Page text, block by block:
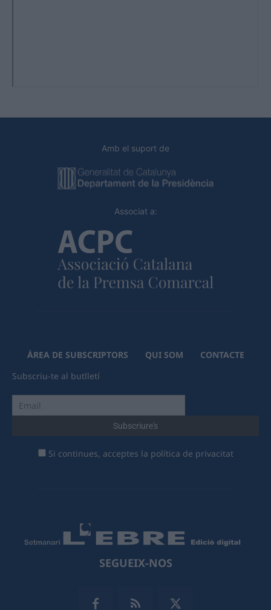
Amb el suport de
Associat a:
ÀREA DE SUBSCRIPTORS QUI SOM
CONTACTE
Subscriu-te al butlletí
Si continues, acceptes la política de privacitat
SEGUEIX-NOS